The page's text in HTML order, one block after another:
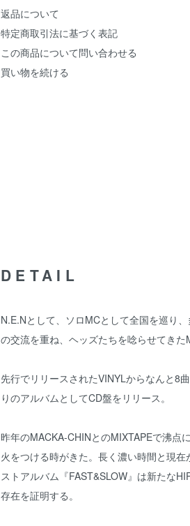
返品について
特定商取引法に基づく表記
この商品について問い合わせる
買い物を続ける
DETAIL
N.E.Nとして、ソロMCとして全国を巡り
の交流を重ね、ヘッズたちを唸らせてきた
先行でリリースされたVINYLからなんと8
りのアルバムとしてCD盤をリリース。
昨年のMACKA-CHINとのMIXTAPEで沸点
火をつける時がきた。長く濃い時間と現
ストアルバム『FAST&SLOW』は新たな
存在を証明する。